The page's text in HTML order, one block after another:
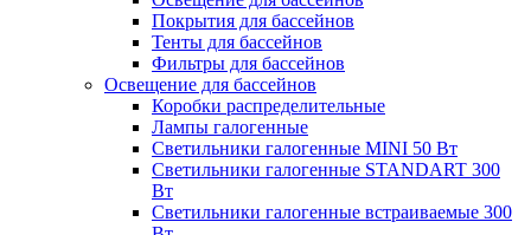
Покрытия для бассейнов
Тенты для бассейнов
Фильтры для бассейнов
Освещение для бассейнов
Коробки распределительные
Лампы галогенные
Светильники галогенные MINI 50 Вт
Светильники галогенные STANDART 300
Вт
Светильники галогенные встраиваемые 300